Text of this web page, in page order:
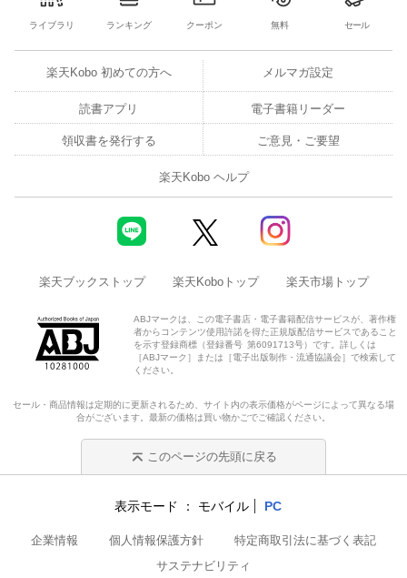
ライブラリ ランキング クーポン 無料 セール
楽天Kobo 初めての方へ メルマガ設定
読書アプリ 電子書籍リーダー
領収書を発行する ご意見・ご要望
楽天Kobo ヘルプ
楽天ブックストップ 楽天Koboトップ 楽天市場トップ
ABJマークは、この電子書店・電子書籍配信サービスが、著作権
者からコンテンツ使用許諾を得た正規版配信サービスであること
を示す登録商標（登録番号 第6091713号）です。詳しくは
［ABJマーク］または［電子出版制作・流通協議会］で検索して
ください。
セール・商品情報は定期的に更新されるため、サイト内の表示価格がページによって異なる場
合がございます。最新の価格は買い物かごでご確認ください。
このページの先頭に戻る
表示モード モバイル PC
企業情報 個人情報保護方針
特定商取引法に基づく表記
サステナビリティ